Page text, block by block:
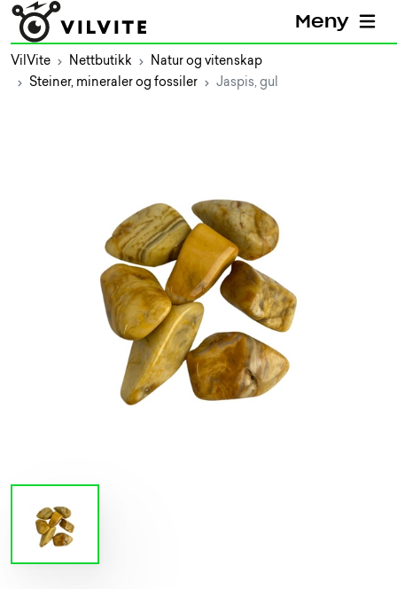
Meny
VilVite Nettbutikk
Natur og vitenskap
Steiner, mineraler og fossiler
Jaspis, gul